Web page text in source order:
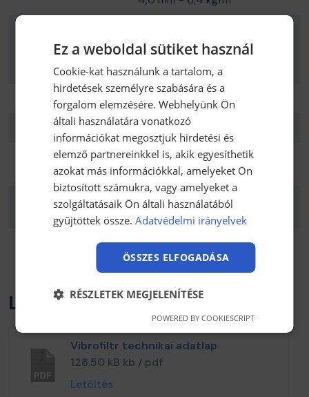
területek:
padlólemezére, ajtajára,
tetejére és kerékjárat íveihez
ajánlott.
Öntapadó: igen
Gyártó: Noise-Car Sp. z o.o.
Vastagság:
1,5 mm; 2,0 mm; 3,0 mm; 4,0
mm
Felhasználási
lehetőség:
személyautók, kisbuszok,
gépipar, légtechnika, épületek
2.24 kg
Letölthető anyagok
Vibrofiltr technikai adatlap
128.50 kB kb / pdf
Letöltés
Ez a weboldal sütiket használ
Cookie-kat használunk a tartalom, a
hirdetések személyre szabására és a
forgalom elemzésére. Webhelyünk Ön
általi használatára vonatkozó
információkat megosztjuk hirdetési és
elemző partnereinkkel is, akik egyesíthetik
azokat más információkkal, amelyeket Ön
biztosított számukra, vagy amelyeket a
szolgáltatásaik Ön általi használatából
gyűjtöttek össze.Adatvédelmi irányelvek
ÖSSZES ELFOGADÁSA
RÉSZLETEK MEGJELENÍTÉSE
POWERED BY COOKIESCRIPT